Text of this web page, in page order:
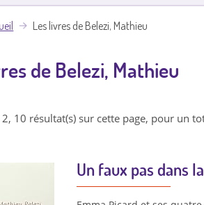
Les livres de Belezi, Mathieu
de Belezi, Mathieu
2, 10 résultat(s) sur cette page, pour un
Un faux pas dans